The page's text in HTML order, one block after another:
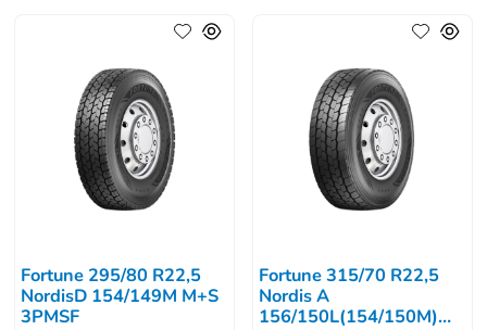
Fortune 295/80 R22,5
NordisD 154/149M M+S
3PMSF
Fortune 315/70 R22,5
Nordis A
156/150L(154/150M)